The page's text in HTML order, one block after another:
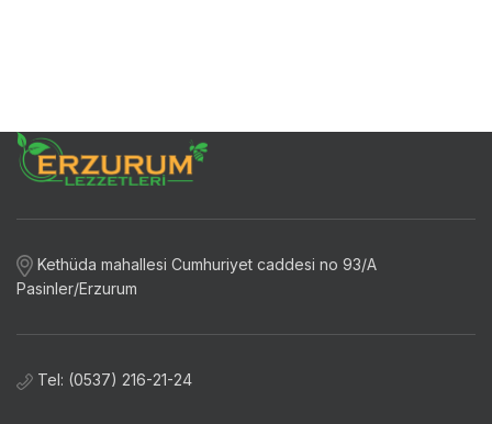
Kethüda mahallesi Cumhuriyet caddesi no 93/A
Pasinler/Erzurum
Tel: (0537) 216-21-24